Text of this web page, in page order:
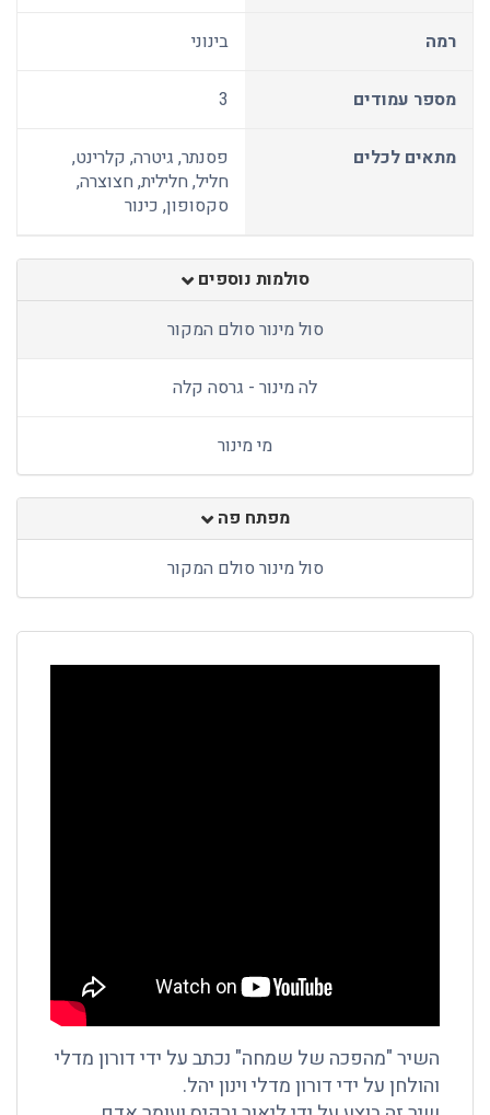
רמה בינוני
מספר עמודים 3
מתאים לכלים
פסנתר, גיטרה, קלרינט,
חליל, חלילית, חצוצרה,
סקסופון, כינור
סולמות נוספים
סול מינור סולם המקור
לה מינור - גרסה קלה
מי מינור
מפתח פה
סול מינור סולם המקור
השיר "מהפכה של שמחה" נכתב על ידי דורון מדלי
והולחן על ידי דורון מדלי וינון יהל.